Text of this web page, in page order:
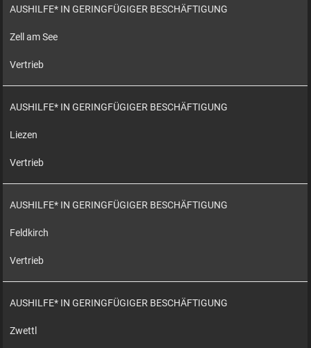
AUSHILFE* IN GERINGFÜGIGER BESCHÄFTIGUNG
Zell am See
Vertrieb
AUSHILFE* IN GERINGFÜGIGER BESCHÄFTIGUNG
Liezen
Vertrieb
AUSHILFE* IN GERINGFÜGIGER BESCHÄFTIGUNG
Feldkirch
Vertrieb
AUSHILFE* IN GERINGFÜGIGER BESCHÄFTIGUNG
Zwettl